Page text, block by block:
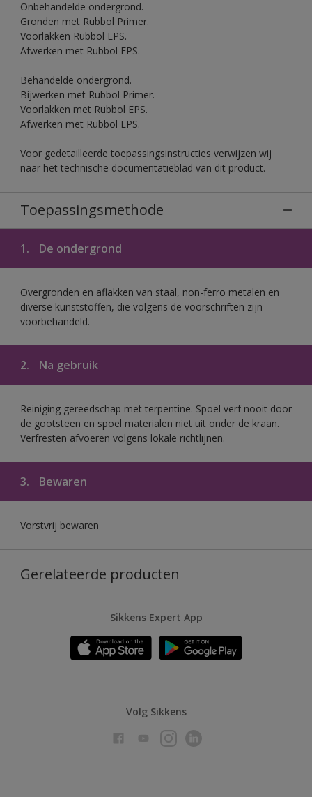
Onbehandelde ondergrond.
Gronden met Rubbol Primer.
Voorlakken Rubbol EPS.
Afwerken met Rubbol EPS.
Behandelde ondergrond.
Bijwerken met Rubbol Primer.
Voorlakken met Rubbol EPS.
Afwerken met Rubbol EPS.
Voor gedetailleerde toepassingsinstructies verwijzen wij
naar het technische documentatieblad van dit product.
Toepassingsmethode
1. De ondergrond
Overgronden en aflakken van staal, non-ferro metalen en
diverse kunststoffen, die volgens de voorschriften zijn
voorbehandeld.
2. Na gebruik
Reiniging gereedschap met terpentine. Spoel verf nooit door
de gootsteen en spoel materialen niet uit onder de kraan.
Verfresten afvoeren volgens lokale richtlijnen.
3. Bewaren
Vorstvrij bewaren
Gerelateerde producten
Sikkens Expert App
Volg Sikkens